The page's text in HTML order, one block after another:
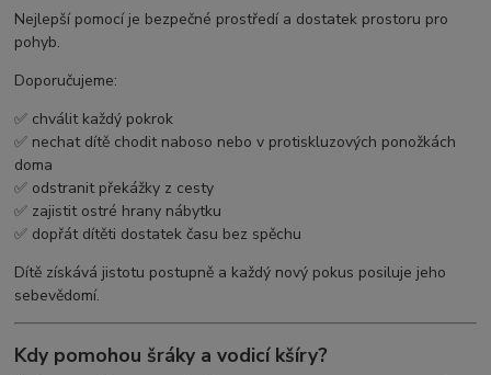
Nejlepší pomocí je bezpečné prostředí a dostatek prostoru pro
pohyb.
Doporučujeme:
✅ chválit každý pokrok
✅ nechat dítě chodit naboso nebo v protiskluzových ponožkách
doma
✅ odstranit překážky z cesty
✅ zajistit ostré hrany nábytku
✅ dopřát dítěti dostatek času bez spěchu
Dítě získává jistotu postupně a každý nový pokus posiluje jeho
sebevědomí.
Kdy pomohou šráky a vodicí kšíry?